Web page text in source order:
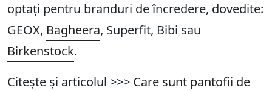
optați pentru branduri de încredere, dovedite:
GEOX, Bagheera, Superfit, Bibi sau
Birkenstock.
Citește și articolul >>> Care sunt pantofii de